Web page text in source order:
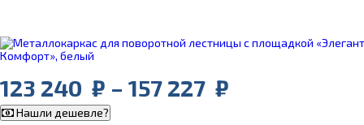
123 240 ₽ – 157 227 ₽
Нашли дешевле?